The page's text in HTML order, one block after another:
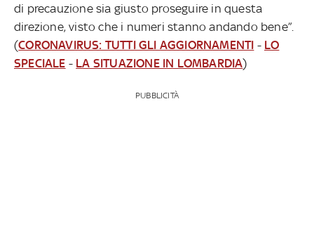
di precauzione sia giusto proseguire in questa
direzione, visto che i numeri stanno andando bene”.
(CORONAVIRUS: TUTTI GLI AGGIORNAMENTI - LO
SPECIALE - LA SITUAZIONE IN LOMBARDIA)
PUBBLICITÀ